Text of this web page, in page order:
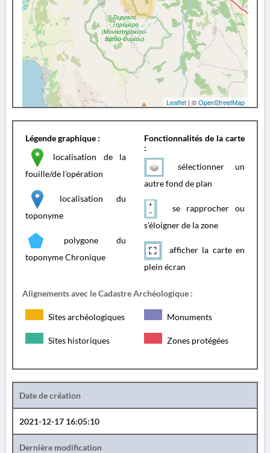
Leaflet | ©OpenStreetMap
Légende graphique :
localisation de la
fouille/de l'opération
localisation du
toponyme
polygone du
toponyme Chronique
Fonctionnalités de la carte
:
sélectionner un
autre fond de plan
se rapprocher ou
s'éloigner de la zone
afficher la carte en
plein écran
Alignements avec le Cadastre Archéologique :
Sites archéologiques Monuments
Sites historiques Zones protégées
Date de création
2021-12-17 16:05:10
Dernière modification